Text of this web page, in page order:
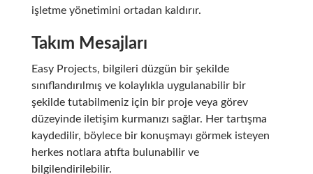
işletme yönetimini ortadan kaldırır.
Takım Mesajları
Easy Projects, bilgileri düzgün bir şekilde
sınıflandırılmış ve kolaylıkla uygulanabilir bir
şekilde tutabilmeniz için bir proje veya görev
düzeyinde iletişim kurmanızı sağlar. Her tartışma
kaydedilir, böylece bir konuşmayı görmek isteyen
herkes notlara atıfta bulunabilir ve
bilgilendirilebilir.